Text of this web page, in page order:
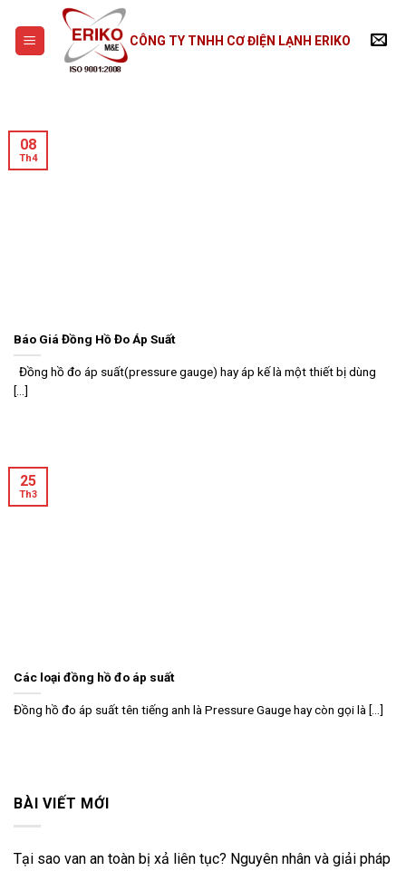
content
CÔNG TY TNHH CƠ ĐIỆN LẠNH ERIKO
Báo Giá Đồng Hồ Đo Áp Suất
Đồng hồ đo áp suất(pressure gauge) hay áp kế là một thiết bị dùng
[...]
08
Th4
Các loại đồng hồ đo áp suất
Đồng hồ đo áp suất tên tiếng anh là Pressure Gauge hay còn gọi là [...]
25
Th3
BÀI VIẾT MỚI
Tại sao van an toàn bị xả liên tục? Nguyên nhân và giải pháp